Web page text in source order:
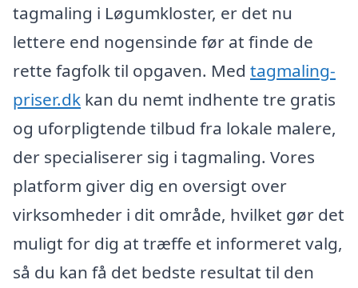
tagmaling i Løgumkloster, er det nu
lettere end nogensinde før at finde de
rette fagfolk til opgaven. Med tagmaling-
priser.dk kan du nemt indhente tre gratis
og uforpligtende tilbud fra lokale malere,
der specialiserer sig i tagmaling. Vores
platform giver dig en oversigt over
virksomheder i dit område, hvilket gør det
muligt for dig at træffe et informeret valg,
så du kan få det bedste resultat til den